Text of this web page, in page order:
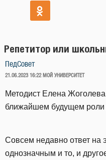
Репетитор или
ПедСовет
ОПУБЛИКОВАНО
21.06.2023 16:22 МОЙ УНИВЕРСИТЕТ
Методист Елена
ближайшем будущем роли
Совсем недавно ответ на
однозначным и то, и